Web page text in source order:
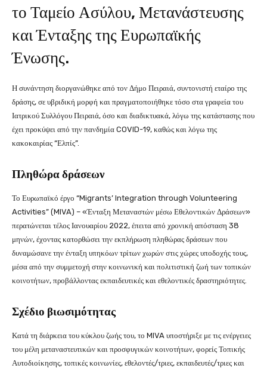
το Ταμείο Ασύλου, Μετανάστευσης
και Ένταξης της Ευρωπαϊκής
Ένωσης.
Η συνάντηση διοργανώθηκε από τον Δήμο Πειραιά, συντονιστή εταίρο της
δράσης, σε υβριδική μορφή και πραγματοποιήθηκε τόσο στα γραφεία του
Ιατρικού Συλλόγου Πειραιά, όσο και διαδικτυακά, λόγω της κατάστασης που
έχει προκύψει από την πανδημία COVID-19, καθώς και λόγω της
κακοκαιρίας “Ελπίς”.
Πληθώρα δράσεων
Το Ευρωπαϊκό έργο “Migrants’ Integration through Volunteering
Activities” (MIVA) – «Ένταξη Μεταναστών μέσω Εθελοντικών Δράσεων»
περατώνεται τέλος Ιανουαρίου 2022, έπειτα από χρονική απόσταση 38
μηνών, έχοντας κατορθώσει την εκπλήρωση πληθώρας δράσεων που
δυναμώσανε την ένταξη υπηκόων τρίτων χωρών στις χώρες υποδοχής τους,
μέσα από την συμμετοχή στην κοινωνική και πολιτιστική ζωή των τοπικών
κοινοτήτων, προβάλλοντας εκπαιδευτικές και εθελοντικές δραστηριότητες.
Σχέδιο βιωσιμότητας
Κατά τη διάρκεια του κύκλου ζωής του, το MIVA υποστήριξε με τις ενέργειες
του μέλη μεταναστευτικών και προσφυγικών κοινοτήτων, φορείς Τοπικής
Αυτοδιοίκησης, τοπικές κοινωνίες, εθελοντές/τριες, εκπαιδευτές/τριες και